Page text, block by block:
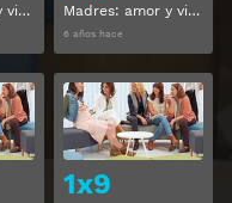
Madres: amor y vida Temporada 1 Capitulo 5 Madres: amor y vida Temporada 1 Capitulo 6
6 años hace
Ver
1x9